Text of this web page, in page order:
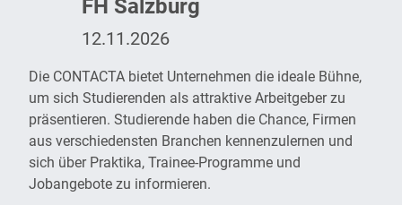
FH Salzburg
12.11.2026
Die CONTACTA bietet Unternehmen die ideale Bühne,
um sich Studierenden als attraktive Arbeitgeber zu
präsentieren. Studierende haben die Chance, Firmen
aus verschiedensten Branchen kennenzulernen und
sich über Praktika, Trainee-Programme und
Jobangebote zu informieren.